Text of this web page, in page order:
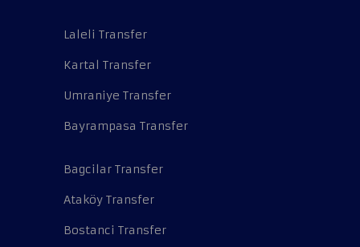
Laleli Transfer
Kartal Transfer
Umraniye Transfer
Bayrampasa Transfer
Bagcilar Transfer
Ataköy Transfer
Bostanci Transfer